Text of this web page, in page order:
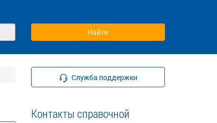
Служба поддержки
Контакты справочной